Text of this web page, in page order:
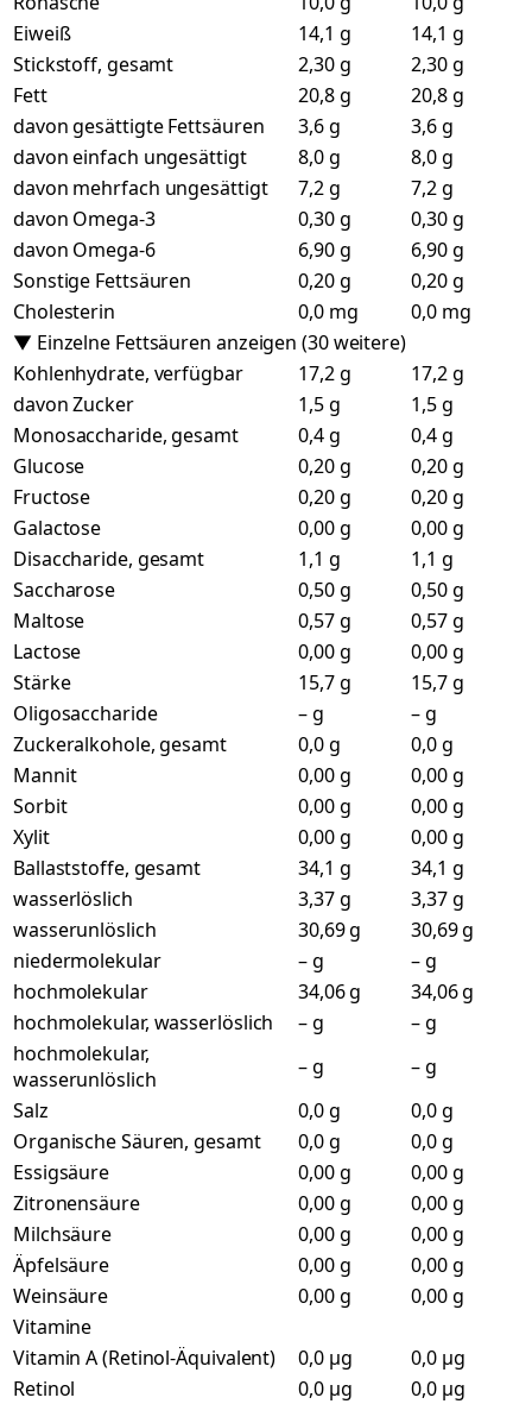
Eiweiß
14,1 g
14,1 g
Stickstoff, gesamt
2,30 g
2,30 g
Fett
20,8 g
20,8 g
davon gesättigte Fettsäuren
3,6 g
3,6 g
davon einfach ungesättigt
8,0 g
8,0 g
davon mehrfach ungesättigt
7,2 g
7,2 g
davon Omega-3
0,30 g
0,30 g
davon Omega-6
6,90 g
6,90 g
Sonstige Fettsäuren
0,20 g
0,20 g
Cholesterin
0,0 mg
0,0 mg
▼ Einzelne Fettsäuren anzeigen (30 weitere)
Kohlenhydrate, verfügbar
17,2 g
17,2 g
davon Zucker
1,5 g
1,5 g
Monosaccharide, gesamt
0,4 g
0,4 g
Glucose
0,20 g
0,20 g
Fructose
0,20 g
0,20 g
Galactose
0,00 g
0,00 g
Disaccharide, gesamt
1,1 g
1,1 g
Saccharose
0,50 g
0,50 g
Maltose
0,57 g
0,57 g
Lactose
0,00 g
0,00 g
Stärke
15,7 g
15,7 g
Oligosaccharide
– g
– g
Zuckeralkohole, gesamt
0,0 g
0,0 g
Mannit
0,00 g
0,00 g
Sorbit
0,00 g
0,00 g
Xylit
0,00 g
0,00 g
Ballaststoffe, gesamt
34,1 g
34,1 g
wasserlöslich
3,37 g
3,37 g
wasserunlöslich
30,69 g
30,69 g
niedermolekular
– g
– g
hochmolekular
34,06 g
34,06 g
hochmolekular, wasserlöslich
– g
– g
hochmolekular,
wasserunlöslich
– g
– g
Salz
0,0 g
0,0 g
Organische Säuren, gesamt
0,0 g
0,0 g
Essigsäure
0,00 g
0,00 g
Zitronensäure
0,00 g
0,00 g
Milchsäure
0,00 g
0,00 g
Äpfelsäure
0,00 g
0,00 g
Weinsäure
0,00 g
0,00 g
Vitamine
Vitamin A (Retinol-Äquivalent)
0,0 µg
0,0 µg
Retinol
0,0 µg
0,0 µg